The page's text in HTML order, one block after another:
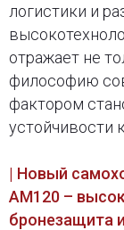
логистики и
отражает не
философию
фактором
устойчивости
| Новый
AM120 –
бронезащита